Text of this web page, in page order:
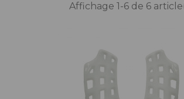
Affichage 1-6 de 6